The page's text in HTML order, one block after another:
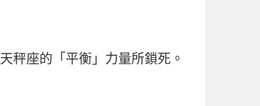
天秤座的「平衡」力量所鎖死。